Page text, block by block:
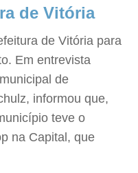
de Vitória
de Vitória para
Em entrevista
de
informou que,
teve o
na Capital, que